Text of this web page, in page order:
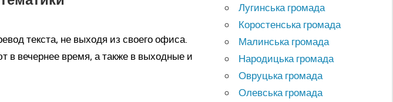
текста, не выходя из своего офиса.
в вечернее время, а также в выходные и
Лугинська громада
Коростенська громада
Малинська громада
Народицька громада
Овруцька громада
Олевська громада